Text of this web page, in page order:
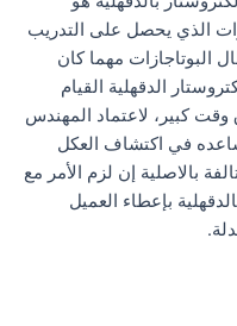
الذي يحصل على التدريب
البوتاجازات مهما كان
الدقهلية القيام
وقت كبير، لاعتماد المهندس
في اكتشاف العكل
بالاصلية إن لزم الأمر مع
بإعطاء العميل